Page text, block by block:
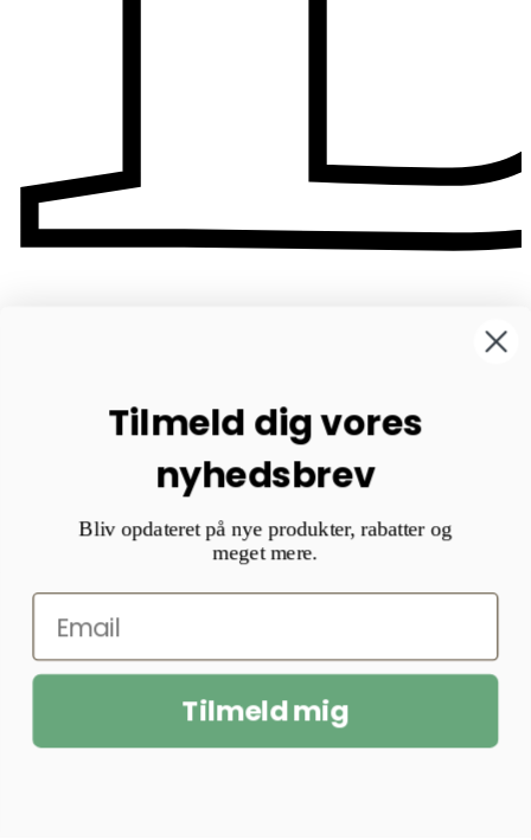
Tilmeld dig vores
nyhedsbrev
Bliv opdateret på nye produkter, rabatter og
meget mere.
Tilmeld mig